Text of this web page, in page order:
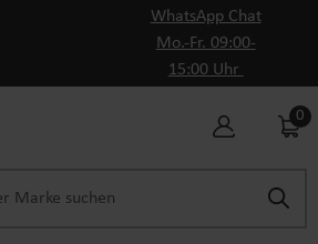
WhatsApp Chat
Mo.-Fr. 09:00-
15:00 Uhr
0